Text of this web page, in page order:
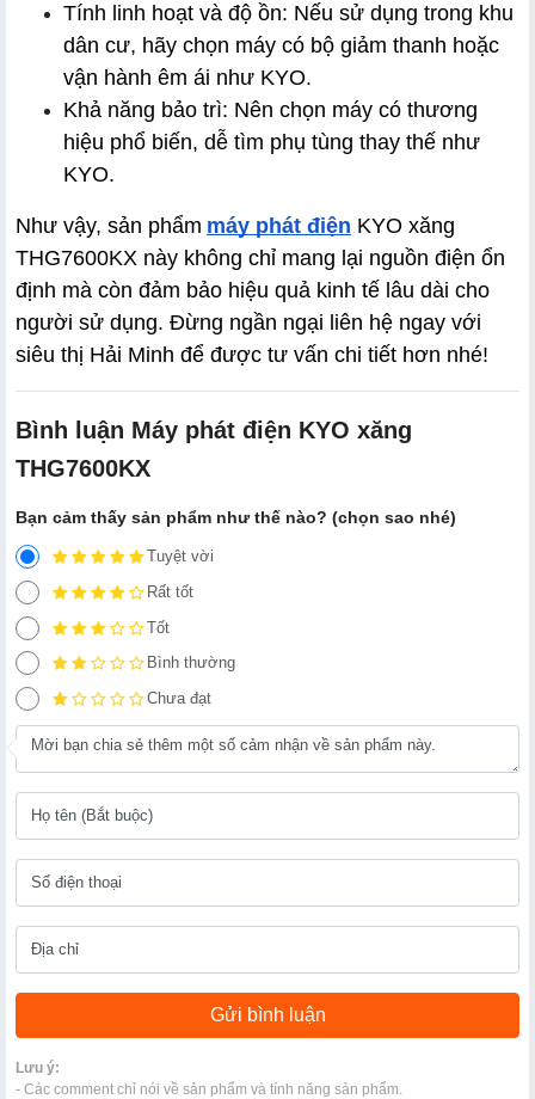
Tính linh hoạt và độ ồn: Nếu sử dụng trong khu
dân cư, hãy chọn máy có bộ giảm thanh hoặc
vận hành êm ái như KYO.
Khả năng bảo trì: Nên chọn máy có thương
hiệu phổ biến, dễ tìm phụ tùng thay thế như
KYO.
Như vậy, sản phẩm máy phát điện KYO xăng
THG7600KX này không chỉ mang lại nguồn điện ổn
định mà còn đảm bảo hiệu quả kinh tế lâu dài cho
người sử dụng. Đừng ngần ngại liên hệ ngay với
siêu thị Hải Minh để được tư vấn chi tiết hơn nhé!
Bình luận Máy phát điện KYO xăng
THG7600KX
Bạn cảm thấy sản phẩm như thế nào? (chọn sao nhé)
Tuyệt vời
Rất tốt
Tốt
Bình thường
Chưa đạt
Lưu ý:
- Các comment chỉ nói về sản phẩm và tính năng sản phẩm.